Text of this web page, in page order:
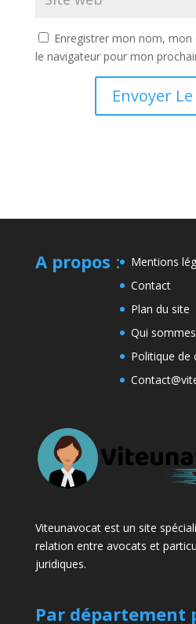
Enregistrer mon nom,
le navigateur pour mon
A propos :
Mentions
Contact
Plan du site
Qui
Politique de
Viteunavocat est un site
relation entre avocats et
juridiques.
Par département